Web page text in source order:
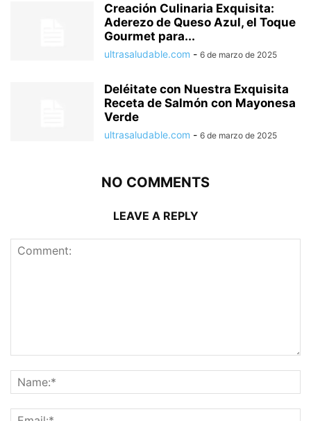
Creación Culinaria Exquisita:
Aderezo de Queso Azul, el Toque
Gourmet para...
ultrasaludable.com - 6 de marzo de 2025
Deléitate con Nuestra Exquisita
Receta de Salmón con Mayonesa
Verde
ultrasaludable.com - 6 de marzo de 2025
NO COMMENTS
LEAVE A REPLY